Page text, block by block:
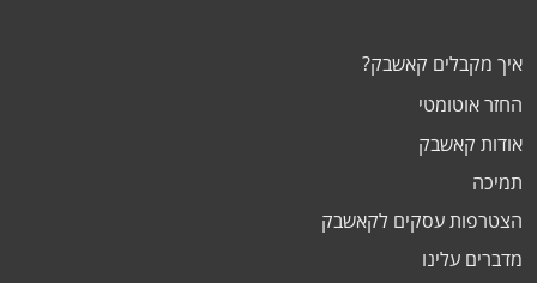
איך מקבלים קאשבק?
החזר אוטומטי
אודות קאשבק
תמיכה
הצטרפות עסקים לקאשבק
מדברים עלינו